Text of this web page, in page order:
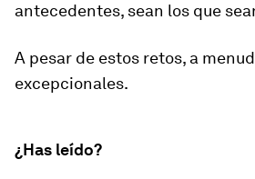
antecedentes, sean los que
A pesar de estos retos, a
excepcionales.
¿Has leído?